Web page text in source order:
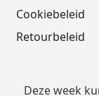
Cookiebeleid
Retourbeleid
Deze week